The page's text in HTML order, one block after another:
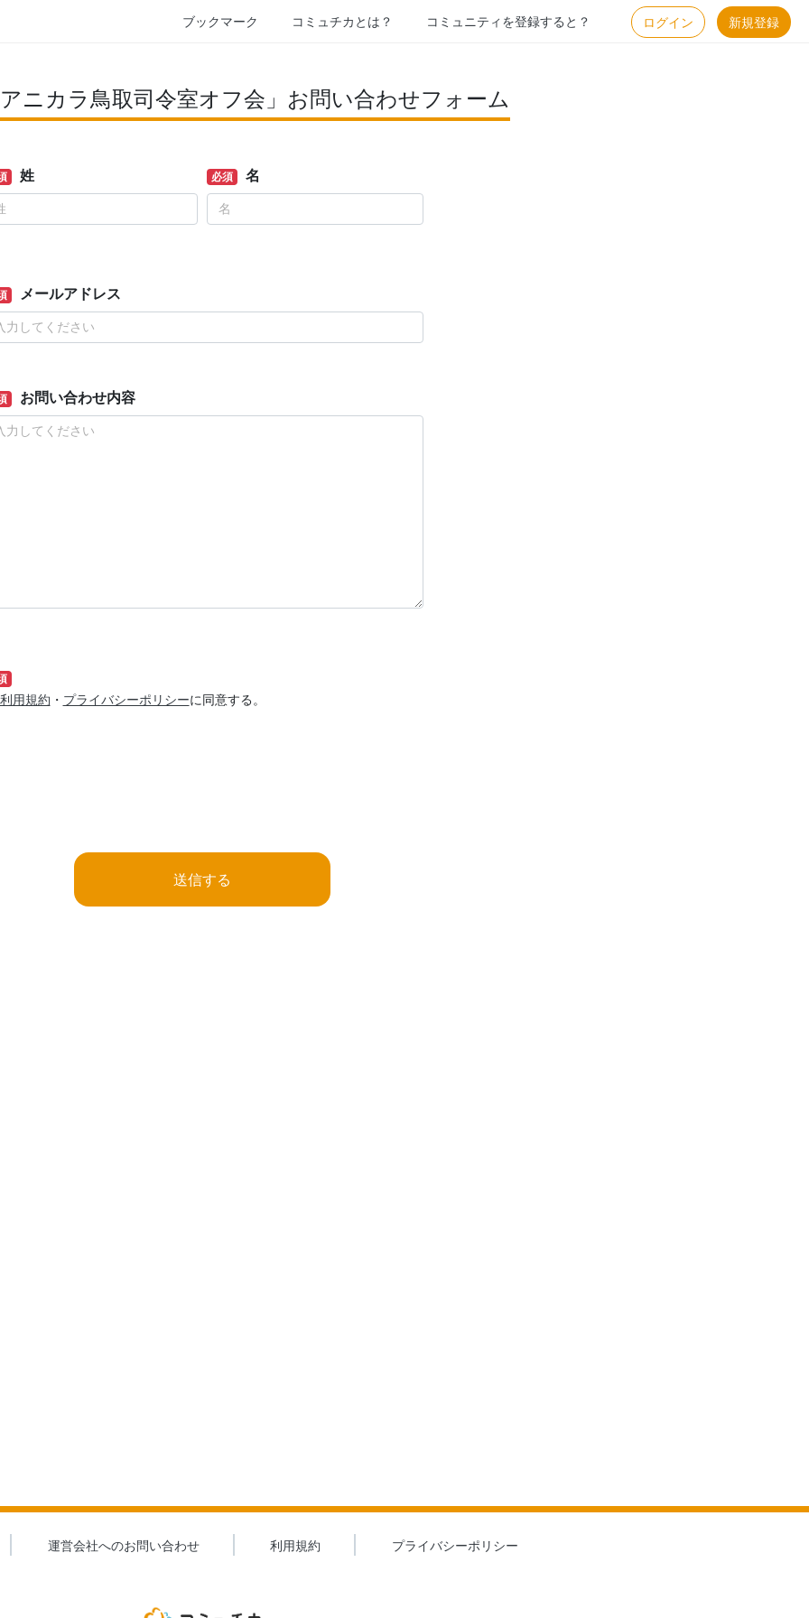
ブックマーク コミュチカとは？ コミュニティを登録すると？ ログイン 新規登録
ニカラ鳥取司令室オフ会」お問い合わせフォーム
姓 必須 名
メールアドレス
お問い合わせ内容
利用規約 ・ プライバシーポリシーに同意する。
運営会社へのお問い合わせ 利用規約 プライバシーポリシー